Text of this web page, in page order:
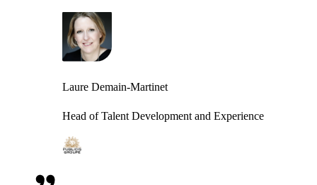
Laure Demain-Martinet
Head of Talent Development and Experience